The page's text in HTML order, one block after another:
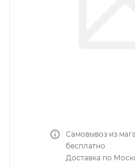
Самовывоз из
бесплатно
Доставка по